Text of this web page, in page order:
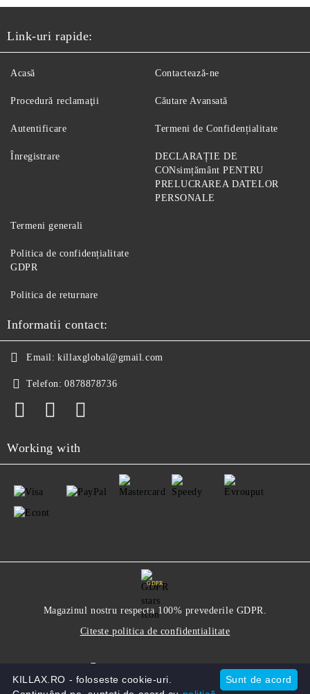
Link-uri rapide:
Acasă
Procedură reclamaţii
Autentificare
Înregistrare
Contactează-ne
Căutare Avansată
Termeni de Confidențialitate
DECLARAȚIE DE
CONsimțământ PENTRU
PRELUCRAREA DATELOR
PERSONALE
Termeni generali
Politica de confidențialitate
GDPR
Politica de returnare
Informatii contact:
Email: killaxglobal@gmail.com
Telefon: 0878878736
Working with
GDPR
Magazinul nostru respecta 100% prevederile GDPR.
Citeste politica de confidentialitate
Sunt de acord
KILLAX.RO - foloseste cookie-uri.